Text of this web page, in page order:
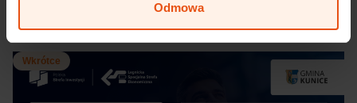
Odmowa
Wkrótce